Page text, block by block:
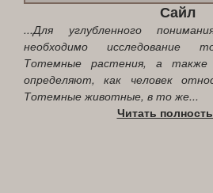
Сайл
...Для углубленного
необходимо исследование
Тотемные растения, а также
определяют, как человек
Тотемные животные, в то же...
Читать